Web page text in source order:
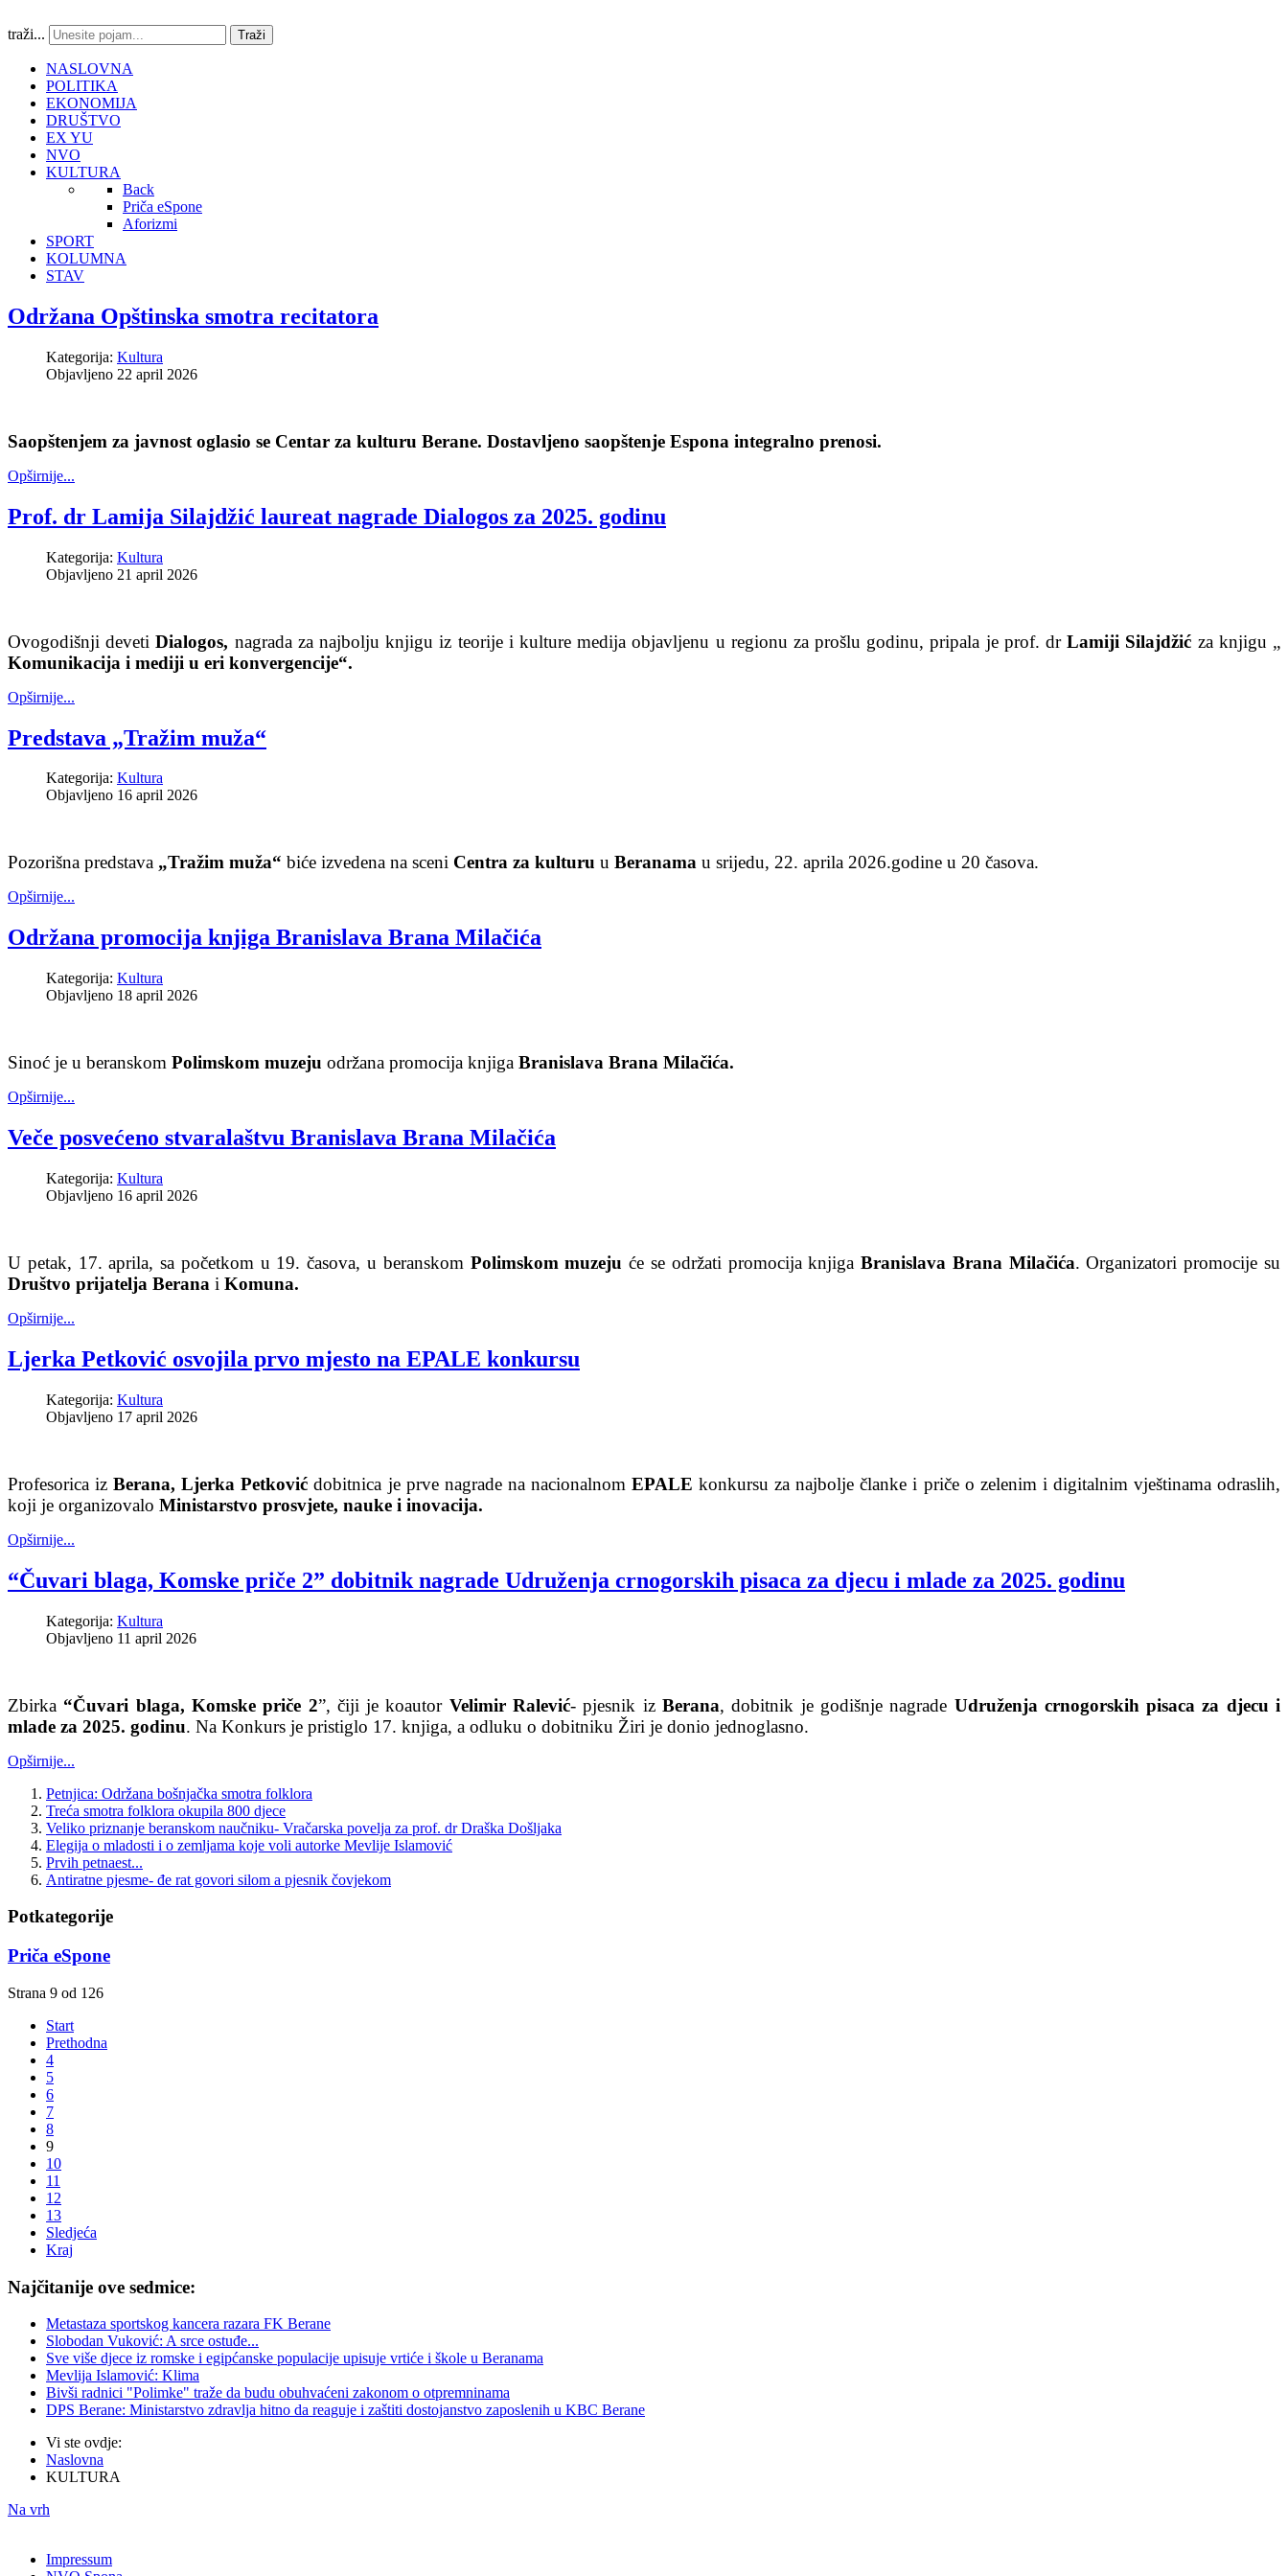
traži... Traži
NASLOVNA
POLITIKA
EKONOMIJA
DRUŠTVO
EX YU
NVO
KULTURA
Back
Priča eSpone
Aforizmi
SPORT
KOLUMNA
STAV
Održana Opštinska smotra recitatora
Kategorija: Kultura
Objavljeno 22 april 2026
Saopštenjem za javnost oglasio se Centar za kulturu Berane. Dostavljeno saopštenje Espona integralno prenosi.
Opširnije...
Prof. dr Lamija Silajdžić laureat nagrade Dialogos za 2025. godinu
Kategorija: Kultura
Objavljeno 21 april 2026
Ovogodišnji devetiDialogos, nagrada za najbolju knjigu iz teorije i kulture medija objavljenu u regionu za prošlu godinu, pripala je prof. drLamiji Silajdžić za knjigu „
Komunikacija i mediji u eri konvergencije“.
Opširnije...
Predstava „Tražim muža“
Kategorija: Kultura
Objavljeno 16 april 2026
Pozorišna predstava „Tražim muža“ biće izvedena na sceni Centra za kulturu u Beranama u srijedu, 22. aprila 2026.godine u 20 časova.
Opširnije...
Održana promocija knjiga Branislava Brana Milačića
Kategorija: Kultura
Objavljeno 18 april 2026
Sinoć je u beranskom Polimskom muzeju održana promocija knjiga Branislava Brana Milačića.
Opširnije...
Veče posvećeno stvaralaštvu Branislava Brana Milačića
Kategorija: Kultura
Objavljeno 16 april 2026
U petak, 17. aprila, sa početkom u 19. časova, u beranskom Polimskom muzeju će se održati promocija knjigaBranislava Brana Milačića. Organizatori promocije su
Društvo prijatelja Berana i Komuna.
Opširnije...
Ljerka Petković osvojila prvo mjesto na EPALE konkursu
Kategorija: Kultura
Objavljeno 17 april 2026
Profesorica izBerana, Ljerka Petković dobitnica je prve nagrade na nacionalnom EPALE konkursu za najbolje članke i priče o zelenim i digitalnim vještinama odraslih,
koji je organizovalo Ministarstvo prosvjete, nauke i inovacija.
Opširnije...
“Čuvari blaga, Komske priče 2” dobitnik nagrade Udruženja crnogorskih pisaca za djecu i mlade za 2025. godinu
Kategorija: Kultura
Objavljeno 11 april 2026
Zbirka “Čuvari blaga, Komske priče 2”, čiji je koautor Velimir Ralević- pjesnik iz Berana, dobitnik je godišnje nagrade Udruženja crnogorskih pisaca za djecu i
mlade za 2025. godinu. Na Konkurs je pristiglo 17. knjiga, a odluku o dobitniku Žiri je donio jednoglasno.
Opširnije...
Petnjica: Održana bošnjačka smotra folklora
Treća smotra folklora okupila 800 djece
Veliko priznanje beranskom naučniku- Vračarska povelja za prof. dr Draška Došljaka
Elegija o mladosti i o zemljama koje voli autorke Mevlije Islamović
Prvih petnaest...
Antiratne pjesme- đe rat govori silom a pjesnik čovjekom
Potkategorije
Priča eSpone
Strana 9 od 126
Start
Prethodna
4
5
6
7
8
9
10
11
12
13
Sledjeća
Kraj
Najčitanije ove sedmice:
Metastaza sportskog kancera razara FK Berane
Slobodan Vuković: A srce ostuđe...
Sve više djece iz romske i egipćanske populacije upisuje vrtiće i škole u Beranama
Mevlija Islamović: Klima
Bivši radnici "Polimke" traže da budu obuhvaćeni zakonom o otpremninama
DPS Berane: Ministarstvo zdravlja hitno da reaguje i zaštiti dostojanstvo zaposlenih u KBC Berane
Vi ste ovdje:
Naslovna
KULTURA
Na vrh
Impressum